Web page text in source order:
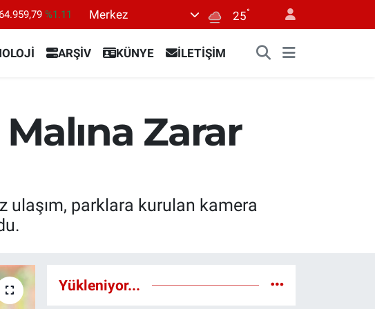
47,7436 %0.18
%-14
%1.11
Merkez 25°
ARŞİV KÜNYE İLETİŞİM
Zarar
ulaşım, parklara kurulan kamera
Yükleniyor...